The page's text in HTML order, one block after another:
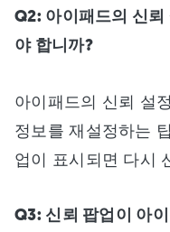
Q2: 아이패드의 신
야 합니까?
아이패드의 신뢰 설
정보를 재설정하는
업이 표시되면 다시
Q3: 신뢰 팝업이 아